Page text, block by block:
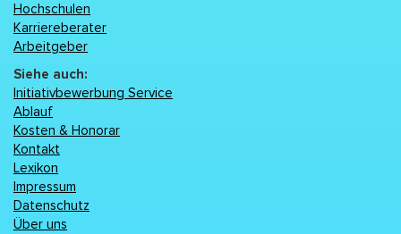
Hochschulen
Karriereberater
Arbeitgeber
Siehe auch:
Initiativbewerbung Service
Ablauf
Kosten & Honorar
Kontakt
Lexikon
Impressum
Datenschutz
Über uns